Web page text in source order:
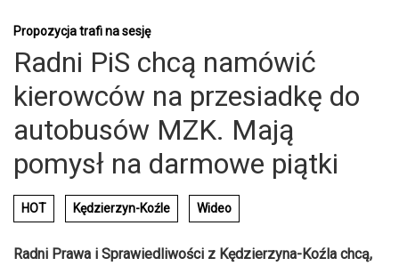
Propozycja trafi na sesję
Radni PiS chcą namówić
kierowców na przesiadkę do
autobusów MZK. Mają
pomysł na darmowe piątki
HOT Kędzierzyn-Koźle Wideo
Radni Prawa i Sprawiedliwości z Kędzierzyna-Koźla chcą,